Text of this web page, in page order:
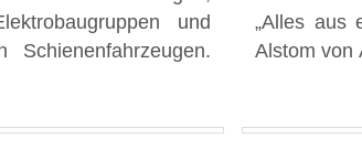
und
Schienenfahrzeugen.
steht seinem Partner
Alstom von